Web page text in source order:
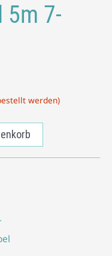
5m 7-
werden)